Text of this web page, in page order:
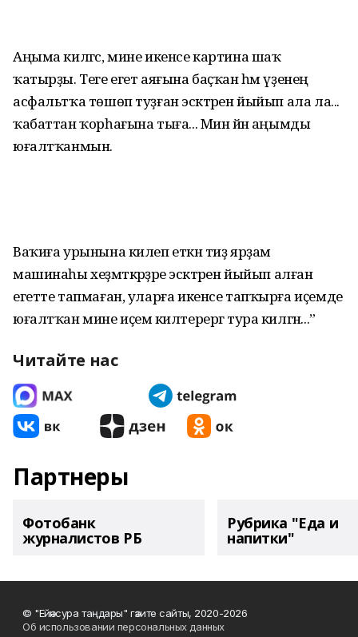
Аңыма килгәс, мине икенсе картина шаҡ
ҡатырҙы. Теге егет аяғына баҫҡан һәм үҙенең
асфальтҡа төшөп туҙған эсәктәрен йыйып ала ла...
ҡабаттан ҡорһағына тыға... Мин йәнә аңымды
юғалтҡанмын.
Ваҡиға урынына килеп еткән тиҙ ярҙам
машинаһы хеҙмәткәрҙәре эсәктәрен йыйып алған
егетте тапмаған, уларға икенсе тапҡырға иҫемде
юғалтҡан мине иҫемә килтерергә тура килгән...”
Читайте нас
Партнеры
Фотобанк
журналистов РБ
Рубрика "Еда и
напитки"
© "Ейәнсура таңдары" гәзите сайты, 2020-2026
Об использовании персональных данных